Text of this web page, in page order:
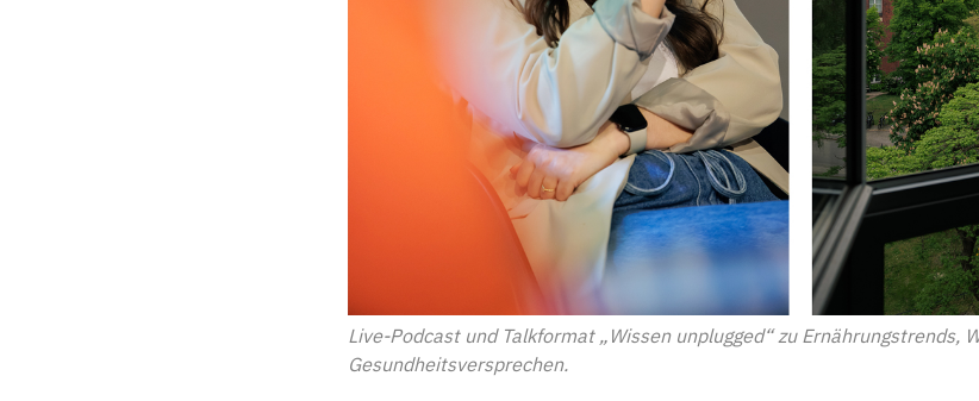
Live-Podcast und Talkformat „Wissen unplugged“ zu Ernährungstrends,
Gesundheitsversprechen.